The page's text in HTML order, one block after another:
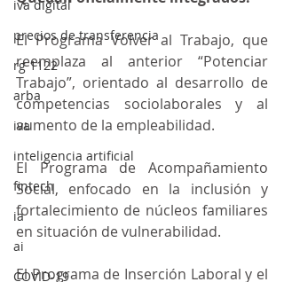
iva digital
precios de transferencia
rg 1122
arba
iva
inteligencia artificial
fintech
ia
ai
COVID-19
El Programa Volver al Trabajo, que
reemplaza al anterior “Potenciar
Trabajo”, orientado al desarrollo de
competencias sociolaborales y al
aumento de la empleabilidad.
El Programa de Acompañamiento
Social, enfocado en la inclusión y
fortalecimiento de núcleos familiares
en situación de vulnerabilidad.
El Programa de Inserción Laboral y el